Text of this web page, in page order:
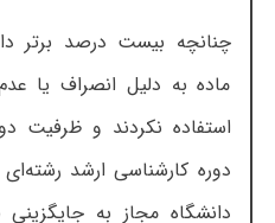
چنانچه بیست درصد برتر
ماده به دلیل انصراف یا
استفاده نکردند و ظرفیت
دوره کارشناسی ارشد
دانشگاه مجاز به